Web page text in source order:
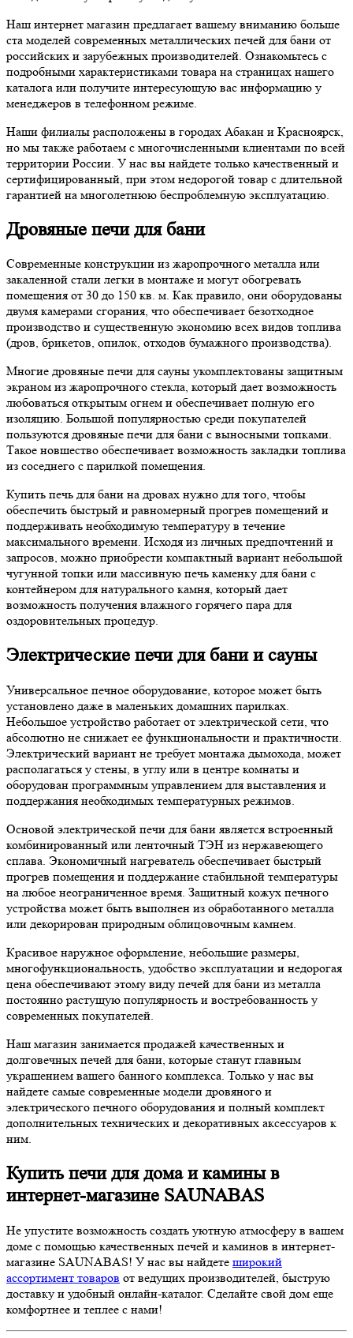
Наш интернет магазин предлагает вашему вниманию больше
ста моделей современных металлических печей для бани от
российских и зарубежных производителей. Ознакомьтесь с
подробными характеристиками товара на страницах нашего
каталога или получите интересующую вас информацию у
менеджеров в телефонном режиме.
Наши филиалы расположены в городах Абакан и Красноярск,
но мы также работаем с многочисленными клиентами по всей
территории России. У нас вы найдете только качественный и
сертифицированный, при этом недорогой товар с длительной
гарантией на многолетнюю беспроблемную эксплуатацию.
Дровяные печи для бани
Современные конструкции из жаропрочного металла или
закаленной стали легки в монтаже и могут обогревать
помещения от 30 до 150 кв. м. Как правило, они оборудованы
двумя камерами сгорания, что обеспечивает безотходное
производство и существенную экономию всех видов топлива
(дров, брикетов, опилок, отходов бумажного производства).
Многие дровяные печи для сауны укомплектованы защитным
экраном из жаропрочного стекла, который дает возможность
любоваться открытым огнем и обеспечивает полную его
изоляцию. Большой популярностью среди покупателей
пользуются дровяные печи для бани с выносными топками.
Такое новшество обеспечивает возможность закладки топлива
из соседнего с парилкой помещения.
Купить печь для бани на дровах нужно для того, чтобы
обеспечить быстрый и равномерный прогрев помещений и
поддерживать необходимую температуру в течение
максимального времени. Исходя из личных предпочтений и
запросов, можно приобрести компактный вариант небольшой
чугунной топки или массивную печь каменку для бани с
контейнером для натурального камня, который дает
возможность получения влажного горячего пара для
оздоровительных процедур.
Электрические печи для бани и сауны
Универсальное печное оборудование, которое может быть
установлено даже в маленьких домашних парилках.
Небольшое устройство работает от электрической сети, что
абсолютно не снижает ее функциональности и практичности.
Электрический вариант не требует монтажа дымохода, может
располагаться у стены, в углу или в центре комнаты и
оборудован программным управлением для выставления и
поддержания необходимых температурных режимов.
Основой электрической печи для бани является встроенный
комбинированный или ленточный ТЭН из нержавеющего
сплава. Экономичный нагреватель обеспечивает быстрый
прогрев помещения и поддержание стабильной температуры
на любое неограниченное время. Защитный кожух печного
устройства может быть выполнен из обработанного металла
или декорирован природным облицовочным камнем.
Красивое наружное оформление, небольшие размеры,
многофункциональность, удобство эксплуатации и недорогая
цена обеспечивают этому виду печей для бани из металла
постоянно растущую популярность и востребованность у
современных покупателей.
Наш магазин занимается продажей качественных и
долговечных печей для бани, которые станут главным
украшением вашего банного комплекса. Только у нас вы
найдете самые современные модели дровяного и
электрического печного оборудования и полный комплект
дополнительных технических и декоративных аксессуаров к
ним.
Купить печи для дома и камины в
интернет-магазине SAUNABAS
Не упустите возможность создать уютную атмосферу в вашем
доме с помощью качественных печей и каминов в интернет-
магазине SAUNABAS! У нас вы найдете широкий
ассортимент товаров от ведущих производителей, быструю
доставку и удобный онлайн-каталог. Сделайте свой дом еще
комфортнее и теплее с нами!